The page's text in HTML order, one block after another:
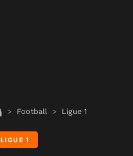
Football Ligue 1
LIGUE 1